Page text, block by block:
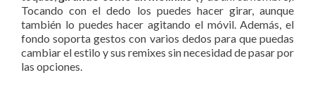
Tocando con el dedo los puedes hacer girar, aunque
también lo puedes hacer agitando el móvil. Además, el
fondo soporta gestos con varios dedos para que puedas
cambiar el estilo y sus remixes sin necesidad de pasar por
las opciones.